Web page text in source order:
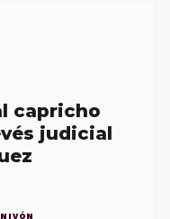
capricho
judicial